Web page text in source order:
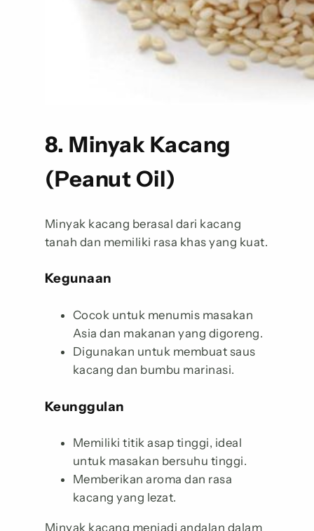
8. Minyak Kacang
(Peanut Oil)
Minyak kacang berasal dari kacang
tanah dan memiliki rasa khas yang kuat.
Kegunaan
Cocok untuk menumis masakan
Asia dan makanan yang digoreng.
Digunakan untuk membuat saus
kacang dan bumbu marinasi.
Keunggulan
Memiliki titik asap tinggi, ideal
untuk masakan bersuhu tinggi.
Memberikan aroma dan rasa
kacang yang lezat.
Minyak kacang menjadi andalan dalam